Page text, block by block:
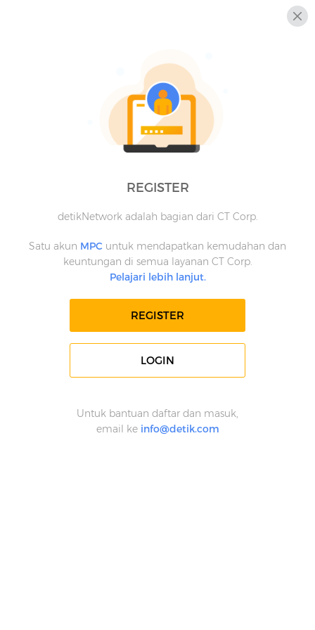
REGISTER
detikNetwork adalah bagian dari CT Corp.
Satu akun MPC untuk mendapatkan kemudahan dan
keuntungan di semua layanan CT Corp.
Pelajari lebih lanjut.
REGISTER
LOGIN
Untuk bantuan daftar dan masuk,
email ke info@detik.com